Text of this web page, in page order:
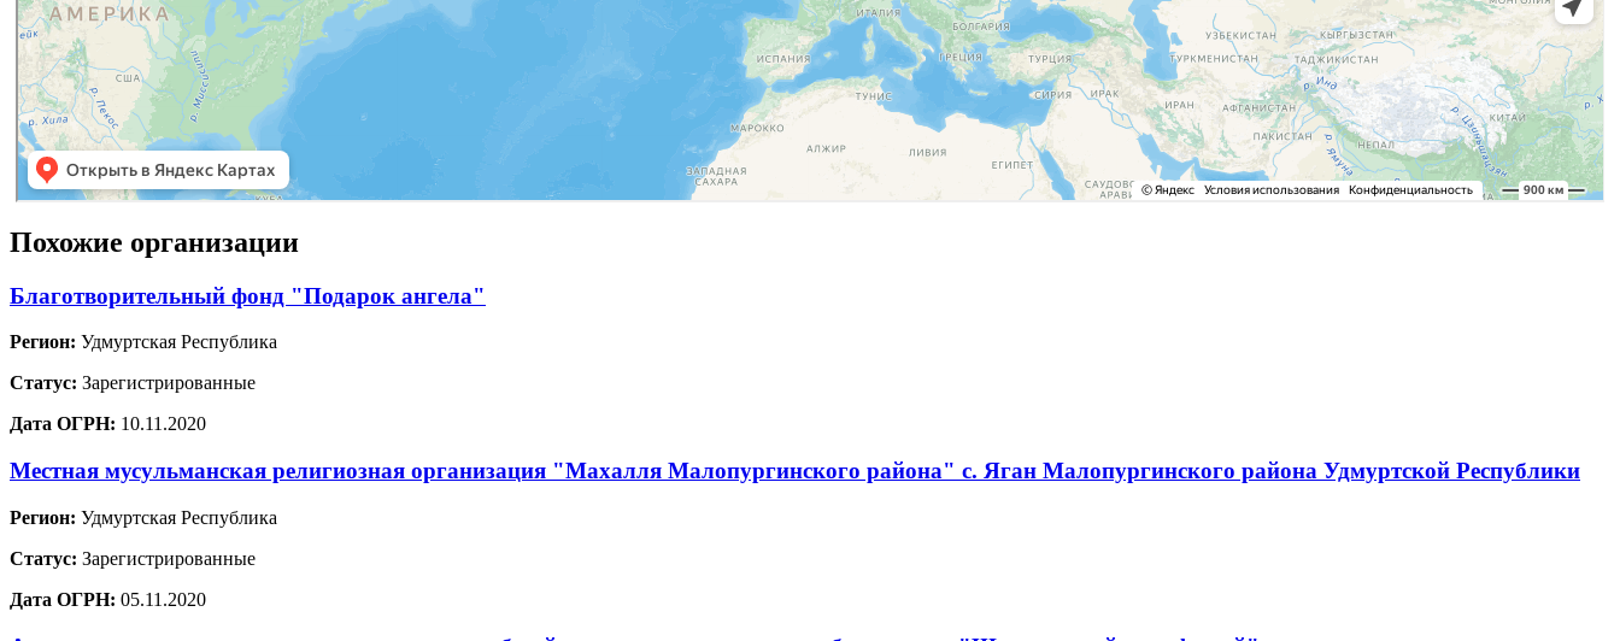
Похожие организации
Благотворительный фонд "Подарок ангела"
Регион: Удмуртская Республика
Статус: Зарегистрированные
Дата ОГРН: 10.11.2020
Местная мусульманская религиозная организация "Махалля Малопургинского района" с. Яган Малопургинского района Удмуртской Республики
Регион: Удмуртская Республика
Статус: Зарегистрированные
Дата ОГРН: 05.11.2020